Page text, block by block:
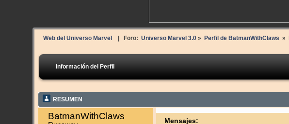
Web del Universo Marvel | Foro: Universo Marvel 3.0» Perfil de BatmanWithClaws »
Información del Perfil
RESUMEN
BatmanWithClaws Mensajes: